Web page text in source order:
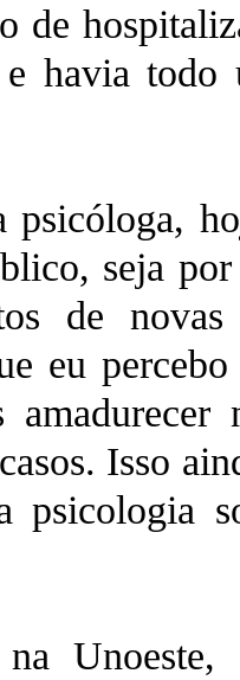
de
havia todo
psicóloga,
seja
de novas
eu
Isso
psicologia